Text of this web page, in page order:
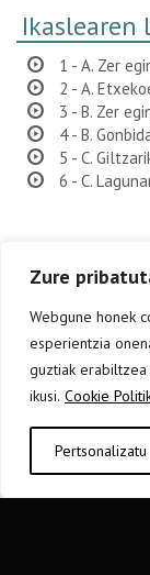
Zure
Webgune honek
esperientzia
guztiak
ikusi. Cookie
Pertsonalizatu
Ikaslearen
1 - A. Zer
2 - A.
3 - B. Zer
4 - B.
5 - C.
6 - C.